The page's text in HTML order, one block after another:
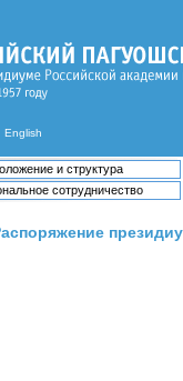
English
и структура
сотрудничество